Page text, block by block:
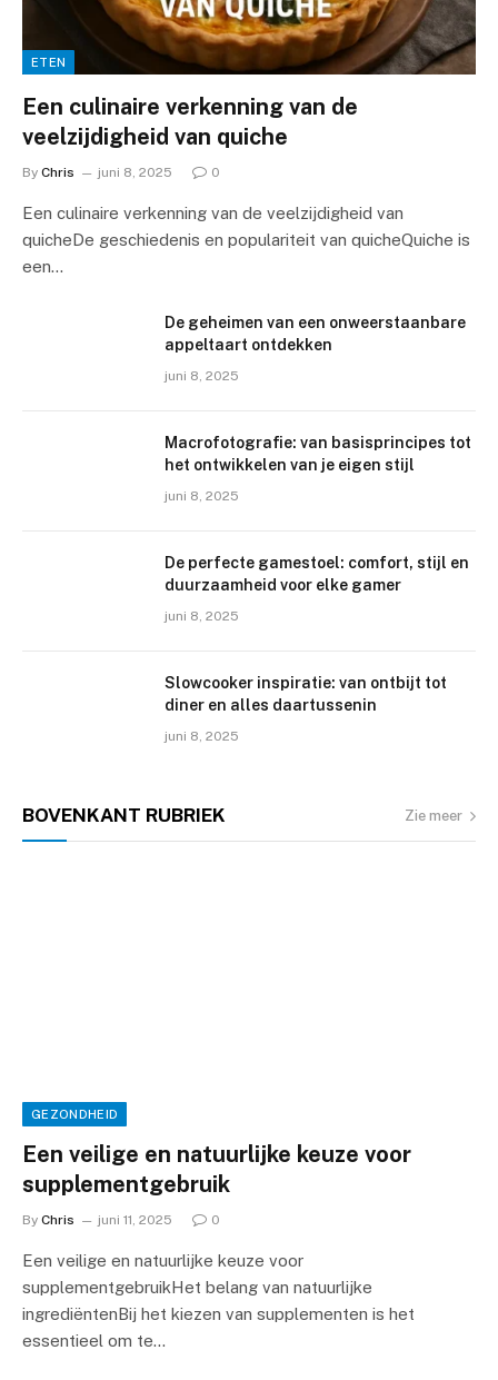
ETEN
Een culinaire verkenning van de
veelzijdigheid van quiche
By Chris juni 8, 2025 0
Een culinaire verkenning van de veelzijdigheid van
quicheDe geschiedenis en populariteit van quicheQuiche is
een…
De geheimen van een onweerstaanbare
appeltaart ontdekken
juni 8, 2025
Macrofotografie: van basisprincipes tot
het ontwikkelen van je eigen stijl
juni 8, 2025
De perfecte gamestoel: comfort, stijl en
duurzaamheid voor elke gamer
juni 8, 2025
Slowcooker inspiratie: van ontbijt tot
diner en alles daartussenin
juni 8, 2025
BOVENKANT RUBRIEK Zie meer
GEZONDHEID
Een veilige en natuurlijke keuze voor
supplementgebruik
By Chris juni 11, 2025 0
Een veilige en natuurlijke keuze voor
supplementgebruikHet belang van natuurlijke
ingrediëntenBij het kiezen van supplementen is het
essentieel om te…